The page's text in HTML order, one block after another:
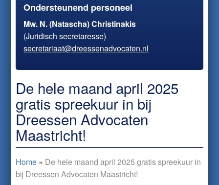
Ondersteunend personeel
Mw. N. (Natascha) Christinakis
(Juridisch secretaresse)
secretariaat@dreessenadvocaten.nl
De hele maand april 2025
gratis spreekuur in bij
Dreessen Advocaten
Maastricht!
Home » De hele maand april 2025 gratis spreekuur in
bij Dreessen Advocaten Maastricht!